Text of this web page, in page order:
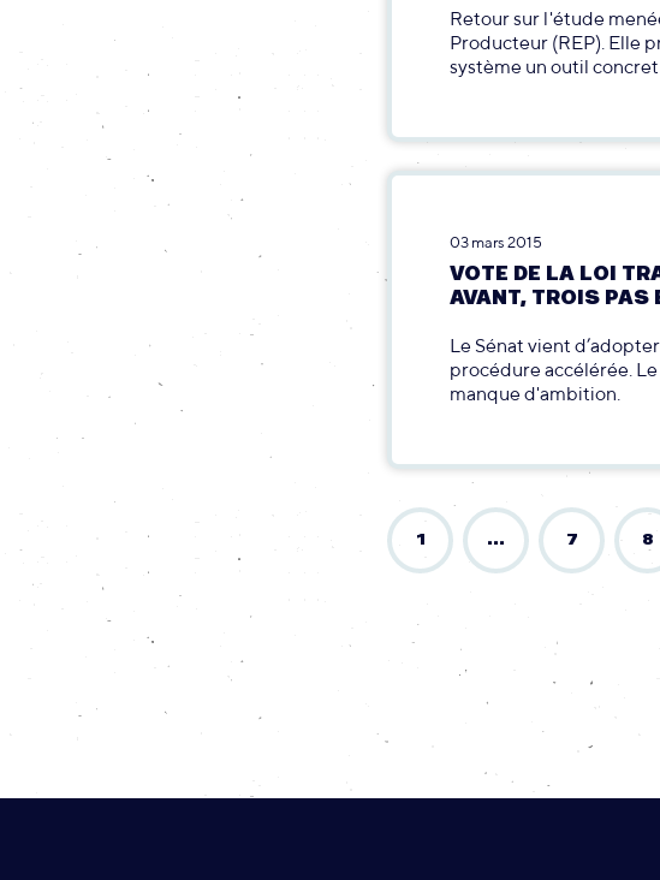
Retour sur l'étude
Producteur (REP). Elle
système un outil
03 mars 2015
VOTE DE LA LOI
AVANT, TROIS PAS
Le Sénat vient
procédure accélérée.
manque d'ambition.
1 … 7 8